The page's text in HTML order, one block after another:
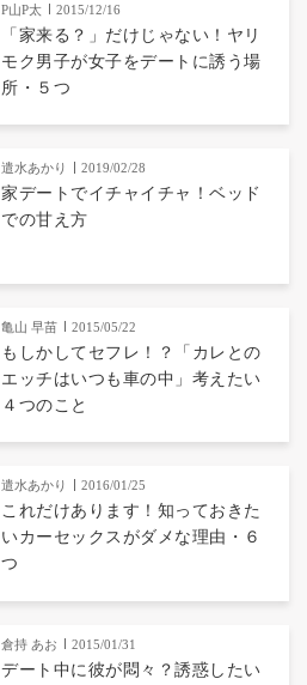
P山P太 2015/12/16
「家来る？」だけじゃない！ヤリ
モク男子が女子をデートに誘う場
所・５つ
遣水あかり 2019/02/28
家デートでイチャイチャ！ベッド
での甘え方
亀山 早苗 2015/05/22
もしかしてセフレ！？「カレとの
エッチはいつも車の中」考えたい
４つのこと
遣水あかり 2016/01/25
これだけあります！知っておきた
いカーセックスがダメな理由・６
つ
倉持 あお 2015/01/31
デート中に彼が悶々？誘惑したい